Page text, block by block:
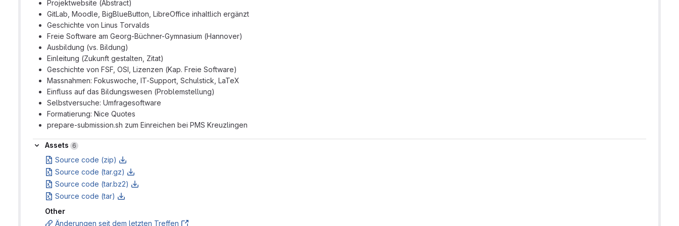
Projektwebsite (Abstract)
GitLab, Moodle, BigBlueButton, LibreOffice inhaltlich ergänzt
Geschichte von Linus Torvalds
Freie Software am Georg-Büchner-Gymnasium (Hannover)
Ausbildung (vs. Bildung)
Einleitung (Zukunft gestalten, Zitat)
Geschichte von FSF, OSI, Lizenzen (Kap. Freie Software)
Massnahmen: Fokuswoche, IT-Support, Schulstick, LaTeX
Einfluss auf das Bildungswesen (Problemstellung)
Selbstversuche: Umfragesoftware
Formatierung: Nice Quotes
prepare-submission.sh zum Einreichen bei PMS Kreuzlingen
Assets
Assets 6
Source code (zip)
Source code (tar.gz)
Source code (tar.bz2)
Source code (tar)
Other
Änderungen seit dem letzten Treffen